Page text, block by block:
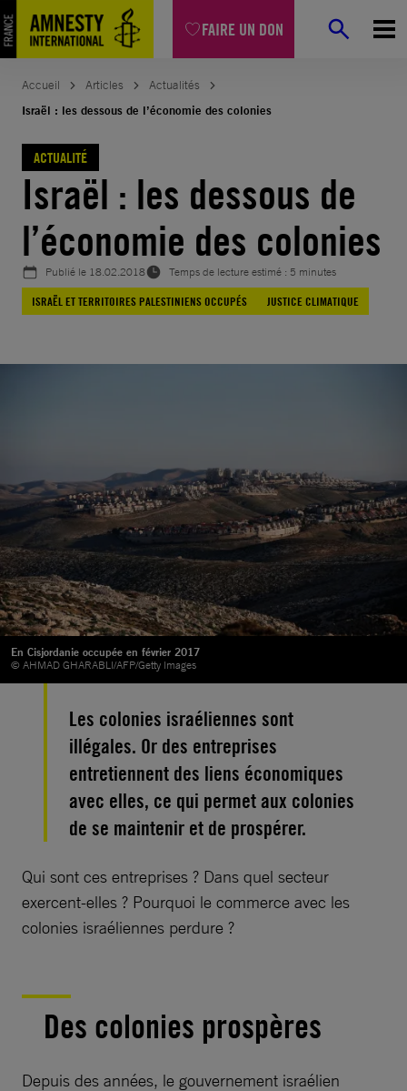
FAIRE UN DON
Aller
au
contenu
Accueil Articles
Actualités
Israël : les dessous de l’économie des colonies
ACTUALITÉ
Israël : les dessous de
l’économie des colonies
Publié le 18.02.2018
Temps de lecture estimé : 5 minutes
ISRAËL ET TERRITOIRES PALESTINIENS OCCUPÉS
JUSTICE CLIMATIQUE
En Cisjordanie occupée en février 2017
© AHMAD GHARABLI/AFP/Getty Images
Les colonies israéliennes sont
illégales. Or des entreprises
entretiennent des liens économiques
avec elles, ce qui permet aux colonies
de se maintenir et de prospérer.
Qui sont ces entreprises ? Dans quel secteur
exercent-elles ? Pourquoi le commerce avec les
colonies israéliennes perdure ?
Des colonies prospères
Depuis des années, le gouvernement israélien